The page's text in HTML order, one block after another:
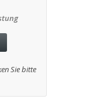
Sie bitte